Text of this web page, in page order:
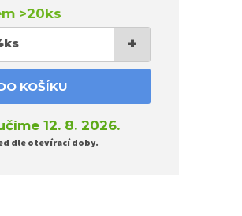
>20ks
ks +
KOŠÍKU
12. 8. 2026.
dle otevírací doby.